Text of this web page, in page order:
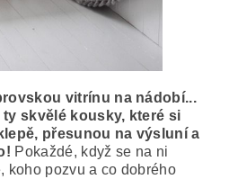
vitrínu na nádobí...
skvělé kousky, které si
přesunou na výsluní a
Pokaždé, když se na ni
koho pozvu a co dobrého